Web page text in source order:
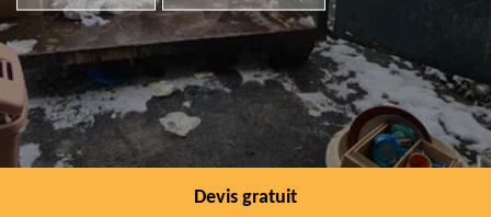
Devis gratuit